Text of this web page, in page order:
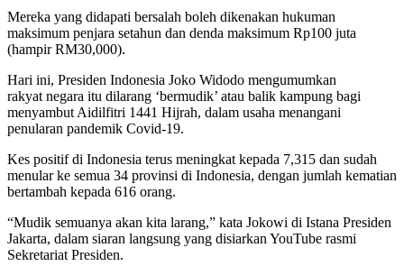
Mereka yang didapati bersalah boleh dikenakan hukuman
maksimum penjara setahun dan denda maksimum Rp100 juta
(hampir RM30,000).
Hari ini, Presiden Indonesia Joko Widodo mengumumkan
rakyat negara itu dilarang ‘bermudik’ atau balik kampung bagi
menyambut Aidilfitri 1441 Hijrah, dalam usaha menangani
penularan pandemik Covid-19.
Kes positif di Indonesia terus meningkat kepada 7,315 dan sudah
menular ke semua 34 provinsi di Indonesia, dengan jumlah kematian
bertambah kepada 616 orang.
“Mudik semuanya akan kita larang,” kata Jokowi di Istana Presiden
Jakarta, dalam siaran langsung yang disiarkan YouTube rasmi
Sekretariat Presiden.